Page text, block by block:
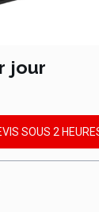
jour
SOUS 2